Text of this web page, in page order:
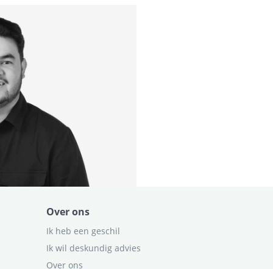
Over ons
Ik heb een geschil
Ik wil deskundig advies
Over ons